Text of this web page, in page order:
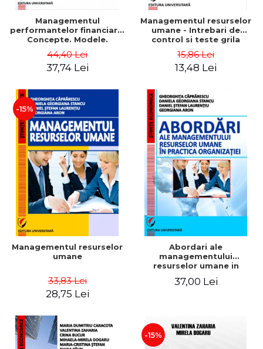
Managementul
performantelor financiare.
Concepte. Modele.
44,40 Lei
37,74 Lei
Managementul resurselor
umane - Intrebari de
control si teste grila
15,86 Lei
13,48 Lei
-15%
Managementul resurselor
umane
33,83 Lei
28,75 Lei
Abordari ale
managementului
resurselor umane in
37,00 Lei
-15%